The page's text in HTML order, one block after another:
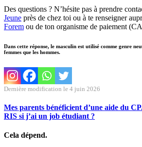
Des questions ? N’hésite pas à prendre
Jeune près de chez toi ou à te renseigner
Forem ou de ton organisme de paiement
Dans cette réponse, le masculin est utilisé comme genre
femmes que les hommes.
Dernière modification le 4 juin 2026
Mes parents bénéficient d’une aide du
RIS si j’ai un job étudiant ?
Cela dépend.